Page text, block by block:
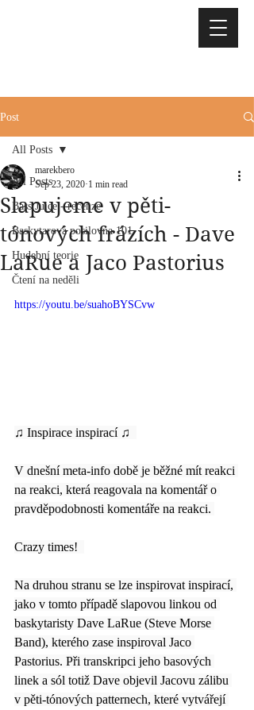
Post
All Posts
Bass Juice - recenze
Baskytarová posilovna 101
Hudební teorie
Čtení na neděli
All Posts
Slapujeme v pěti-
tónových frázích - Dave
LaRue a Jaco Pastorius
marekbero
Sep 23, 2020 1 min read
https://youtu.be/suahoBYSCvw
♫ Inspirace inspirací ♫
V dnešní meta-info době je běžné mít reakci
na reakci, která reagovala na komentář o
pravděpodobnosti komentáře na reakci.
Crazy times!
Na druhou stranu se lze inspirovat inspirací,
jako v tomto případě slapovou linkou od
baskytaristy Dave LaRue (Steve Morse
Band), kterého zase inspiroval Jaco
Pastorius. Při transkripci jeho basových
linek a sól totiž Dave objevil Jacovu zálibu
v pěti-tónových patternech, které vytvářejí